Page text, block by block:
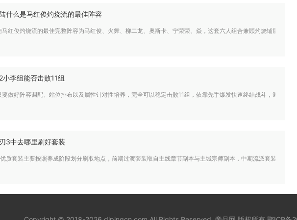
什么是马红俊灼烧流的最佳阵容
马红俊灼烧流的最佳完整阵容为马红俊、火舞、柳二龙、奥斯卡、宁荣荣、焱，这套六人组合兼顾灼烧铺层、
小李组能否击败11组
要做好阵容调配、站位排布以及属性针对性培养，完全可以稳定击败11组，依靠先手爆发快速终结战斗，避开
3中去哪里刷好套装
质套装主要按照养成阶段划分刷取地点，前期过渡套装取自主线章节副本与主城宗师副本，中期流派套装集中